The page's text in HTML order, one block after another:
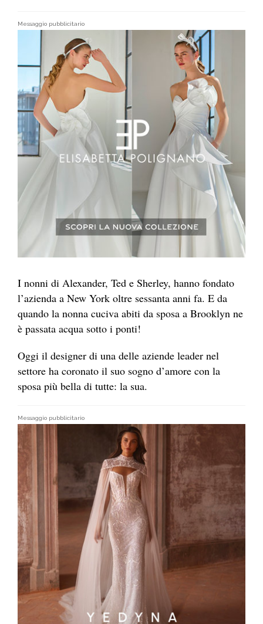
Messaggio pubblicitario
I nonni di Alexander, Ted e Sherley, hanno fondato
l’azienda a New York oltre sessanta anni fa. E da
quando la nonna cuciva abiti da sposa a Brooklyn ne
è passata acqua sotto i ponti!
Oggi il designer di una delle aziende leader nel
settore ha coronato il suo sogno d’amore con la
sposa più bella di tutte: la sua.
Messaggio pubblicitario